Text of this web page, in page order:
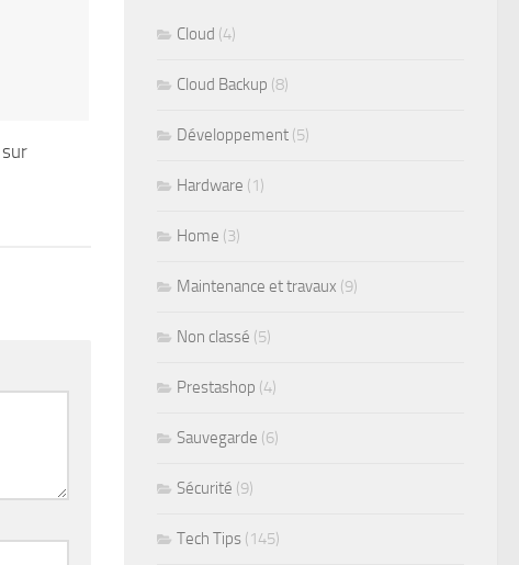
sur
Cloud (4)
Cloud Backup (8)
Développement (5)
Hardware (1)
Home (3)
Maintenance et travaux (9)
Non classé (5)
Prestashop (4)
Sauvegarde (6)
Sécurité (9)
Tech Tips (145)